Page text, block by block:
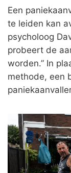
Een
te leiden kan
psycholoog
probeert de
worden.” In
methode, een